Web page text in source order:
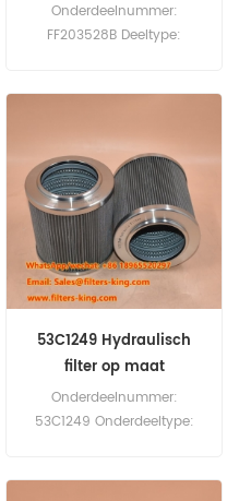
Onderdeelnummer:
FF203528B Deeltype:
53C1249 Hydraulisch
filter op maat
Onderdeelnummer:
53C1249 Onderdeeltype: